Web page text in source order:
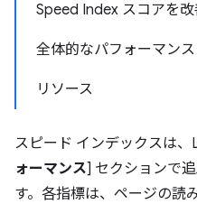
Speed Index スコアを
全体的なパフォーマン
リソース
スピード インデックスは
ォーマンス] セクションで
す。各指標は、ページの読